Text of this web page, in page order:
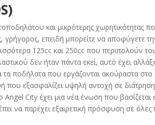
και μικρότερης χωρητικότητας
γρήγορος, επειδή μπορείτε να αποφύγετε
125cc και 250cc που περιπολούν
δεν ήταν πάντα εκεί, αυτό έχει
τα ποδήλατα που εργάζονται ακούραστα στο
που εξασφαλίζει υψηλή αντοχή σε διάτρηση
Angel City έχει μια νέα ένωση που βασίζεται
να παρέχει εξαιρετική πρόσφυση σε όλες